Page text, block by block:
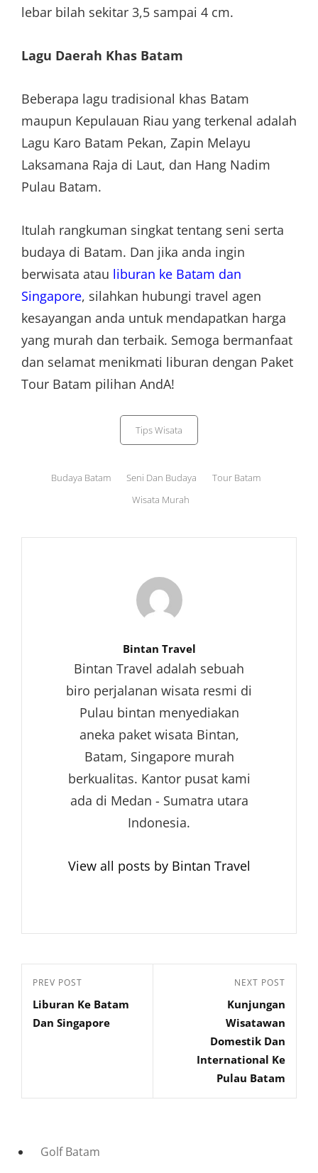
lebar bilah sekitar 3,5 sampai 4 cm.
Lagu Daerah Khas Batam
Beberapa lagu tradisional khas Batam
maupun Kepulauan Riau yang terkenal adalah
Lagu Karo Batam Pekan, Zapin Melayu
Laksamana Raja di Laut, dan Hang Nadim
Pulau Batam.
Itulah rangkuman singkat tentang seni serta
budaya di Batam. Dan jika anda ingin
berwisata atau liburan ke Batam dan
Singapore, silahkan hubungi travel agen
kesayangan anda untuk mendapatkan harga
yang murah dan terbaik. Semoga bermanfaat
dan selamat menikmati liburan dengan Paket
Tour Batam pilihan AndA!
Categories
Tips Wisata
Tags,
Budaya Batam Seni Dan Budaya
Tour Batam
Wisata Murah
Author:
Bintan Travel
Bintan Travel adalah sebuah
biro perjalanan wisata resmi di
Pulau bintan menyediakan
aneka paket wisata Bintan,
Batam, Singapore murah
berkualitas. Kantor pusat kami
ada di Medan - Sumatra utara
Indonesia.
View all posts by Bintan Travel
Navigasi
pos
Previous
Post
PREV POST
Liburan Ke Batam
Dan Singapore
NEXT POST
Kunjungan
Wisatawan
Domestik Dan
International Ke
Pulau Batam
Golf Batam